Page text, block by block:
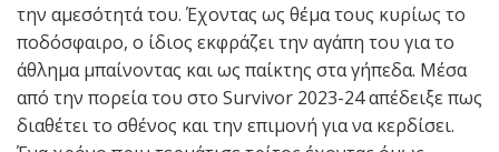
την αμεσότητά του. Έχοντας ως θέμα τους κυρίως το
ποδόσφαιρο, ο ίδιος εκφράζει την αγάπη του για το
άθλημα μπαίνοντας και ως παίκτης στα γήπεδα. Μέσα
από την πορεία του στο Survivor 2023-24 απέδειξε πως
διαθέτει το σθένος και την επιμονή για να κερδίσει.